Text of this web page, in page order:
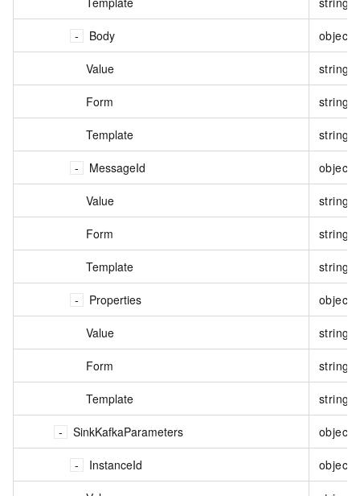
Body object
Value string
Form string
Template string
MessageId object
Value string
Form string
Template string
Properties object
Value string
Form string
Template string
SinkKafkaParameters object
InstanceId object